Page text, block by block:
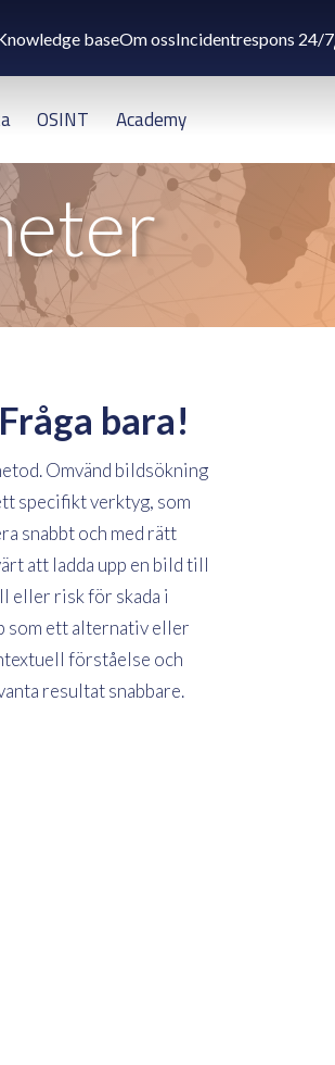
baseOm ossIncidentrespons 24/7
OSINT Academy
bara!
Omvänd bildsökning
specifikt verktyg, som
snabbt och med rätt
att ladda upp en bild till
eller risk för skada i
som ett alternativ eller
förståelse och
resultat snabbare.